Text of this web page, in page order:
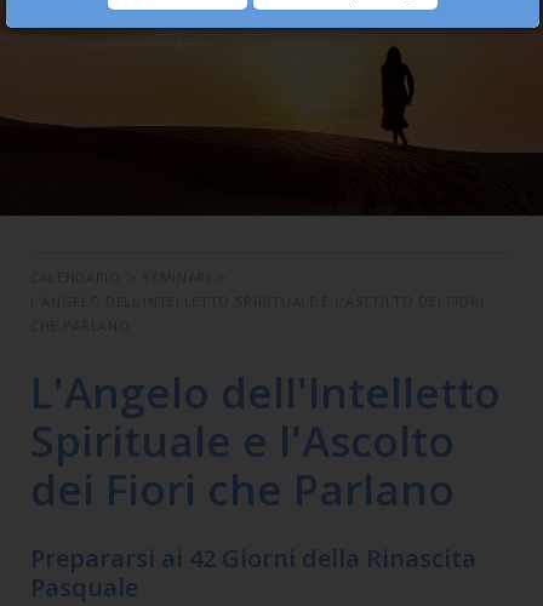
LA SCUOLA
L'Angelo dell'Intelletto
Spirituale e l'Ascolto
dei Fiori che Parlano
Prepararsi ai 42 Giorni della Rinascita
Pasquale